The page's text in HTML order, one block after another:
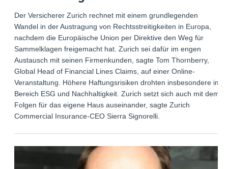
Der Versicherer Zurich rechnet mit einem grundlegenden
Wandel in der Austragung von Rechtsstreitigkeiten in Europa,
nachdem die Europäische Union per Direktive den Weg für
Sammelklagen freigemacht hat. Zurich sei dafür im engen
Austausch mit seinen Firmenkunden, sagte Tom Thornberry,
Global Head of Financial Lines Claims, auf einer Online-
Veranstaltung. Höhere Haftungsrisiken drohten insbesondere im
Bereich ESG und Nachhaltigkeit. Zurich setzt sich auch mit dem
Folgen für das eigene Haus auseinander, sagte Zurich
Commercial Insurance-CEO Sierra Signorelli.